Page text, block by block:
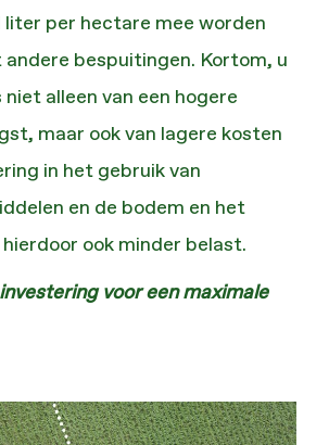
liter per hectare mee worden
bespuitingen. Kortom, u
alleen van een hogere
maar ook van lagere kosten
in het gebruik van
en de bodem en het
ook minder belast.
voor een maximale